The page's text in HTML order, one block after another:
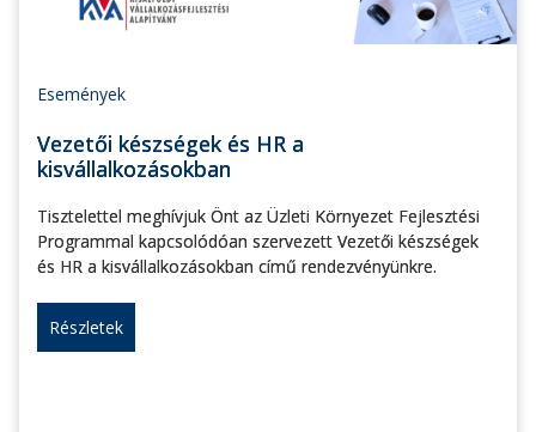
Események
Vezetői készségek és HR a
kisvállalkozásokban
Tisztelettel meghívjuk Önt az Üzleti Környezet Fejlesztési
Programmal kapcsolódóan szervezett Vezetői készségek
és HR a kisvállalkozásokban című rendezvényünkre.
Részletek